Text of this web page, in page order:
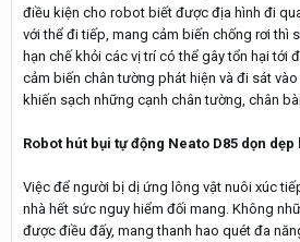
điều kiện cho robot biết được địa hình đi
với thể đi tiếp, mang cảm biến chống rơi thì
hạn chế khỏi các vị trí có thể gây tổn hại tới
cảm biến chân tường phát hiện và đi sát
khiến sạch những cạnh chân tường, chân
Robot hút bụi tự động Neato D85 dọn
Việc để người bị dị ứng lông vật nuôi xúc
nhà hết sức nguy hiểm đối mang. Không
được điều đấy, mang thanh hao quét đa